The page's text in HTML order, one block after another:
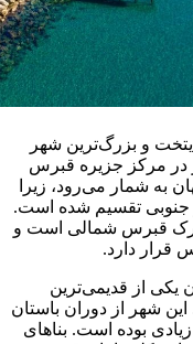
و بزرگ‌ترین شهر
مرکز جزیره قبرس
به شمار می‌رود، زیرا
جنوبی تقسیم شده است.
قبرس شمالی است و
قرار دارد.
یکی از قدیمی‌ترین
شهر از دوران باستان
بوده است. بناهای